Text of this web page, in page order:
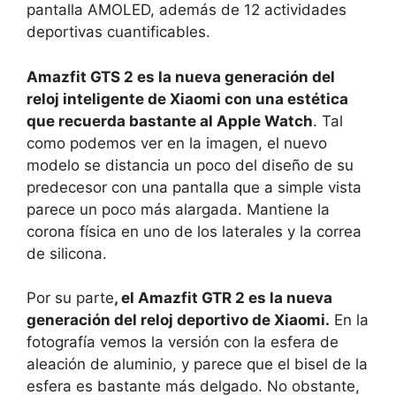
pantalla AMOLED, además de 12 actividades
deportivas cuantificables.
Amazfit GTS 2 es la nueva generación del
reloj inteligente de Xiaomi con una estética
que recuerda bastante al Apple Watch. Tal
como podemos ver en la imagen, el nuevo
modelo se distancia un poco del diseño de su
predecesor con una pantalla que a simple vista
parece un poco más alargada. Mantiene la
corona física en uno de los laterales y la correa
de silicona.
Por su parte, el Amazfit GTR 2 es la nueva
generación del reloj deportivo de Xiaomi. En la
fotografía vemos la versión con la esfera de
aleación de aluminio, y parece que el bisel de la
esfera es bastante más delgado. No obstante,